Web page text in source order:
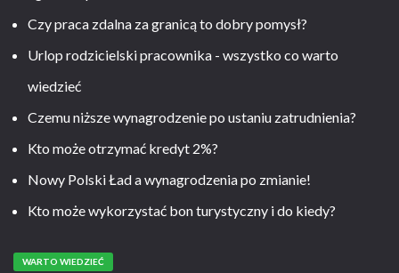
Czy praca zdalna za granicą to dobry pomysł?
Urlop rodzicielski pracownika - wszystko co warto
wiedzieć
Czemu niższe wynagrodzenie po ustaniu zatrudnienia?
Kto może otrzymać kredyt 2%?
Nowy Polski Ład a wynagrodzenia po zmianie!
Kto może wykorzystać bon turystyczny i do kiedy?
WARTO WIEDZIEĆ